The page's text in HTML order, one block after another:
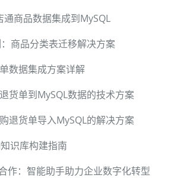
商品数据集成到MySQL
商品分类表迁移解决方案
数据集成方案详解
货单到MySQL数据的技术方案
退货单导入MySQL的解决方案
识库构建指南
作：智能助手助力企业数字化转型